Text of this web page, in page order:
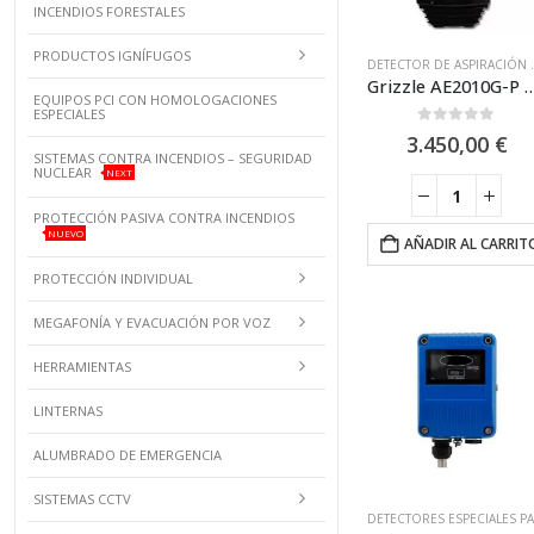
Grizzle AE2010G-P
3.450,00 €
AÑADIR AL
INCENDIOS FORESTALES
PRODUCTOS IGNÍFUGOS
EQUIPOS PCI CON HOMOLOGACIONES
ESPECIALES
SISTEMAS CONTRA INCENDIOS – SEGURIDAD
NUCLEAR
NEXT
PROTECCIÓN PASIVA CONTRA INCENDIOS
NUEVO
PROTECCIÓN INDIVIDUAL
MEGAFONÍA Y EVACUACIÓN POR VOZ
HERRAMIENTAS
LINTERNAS
ALUMBRADO DE EMERGENCIA
SISTEMAS CCTV